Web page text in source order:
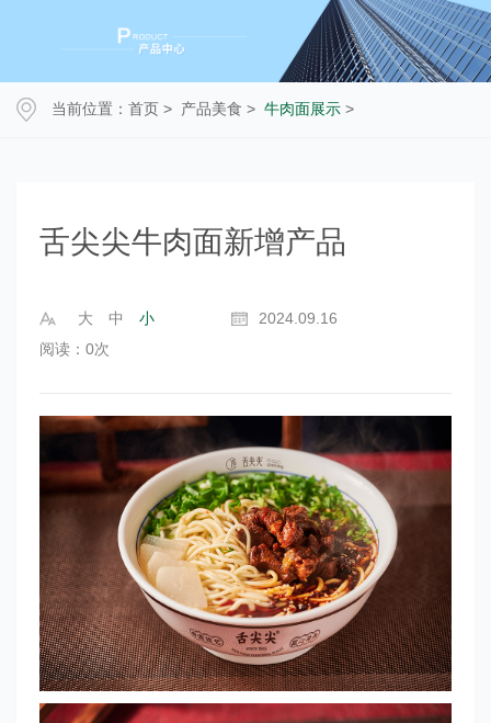
当前位置： 首页 > 产品美食 > 牛肉面展示 >
舌尖尖牛肉面新增产品
大 中 小
2024.09.16
阅读： 0次